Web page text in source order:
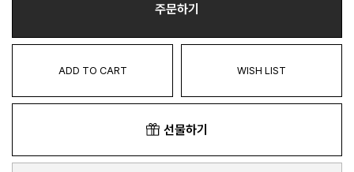
주문하기
ADD TO CART WISH LIST
선물하기